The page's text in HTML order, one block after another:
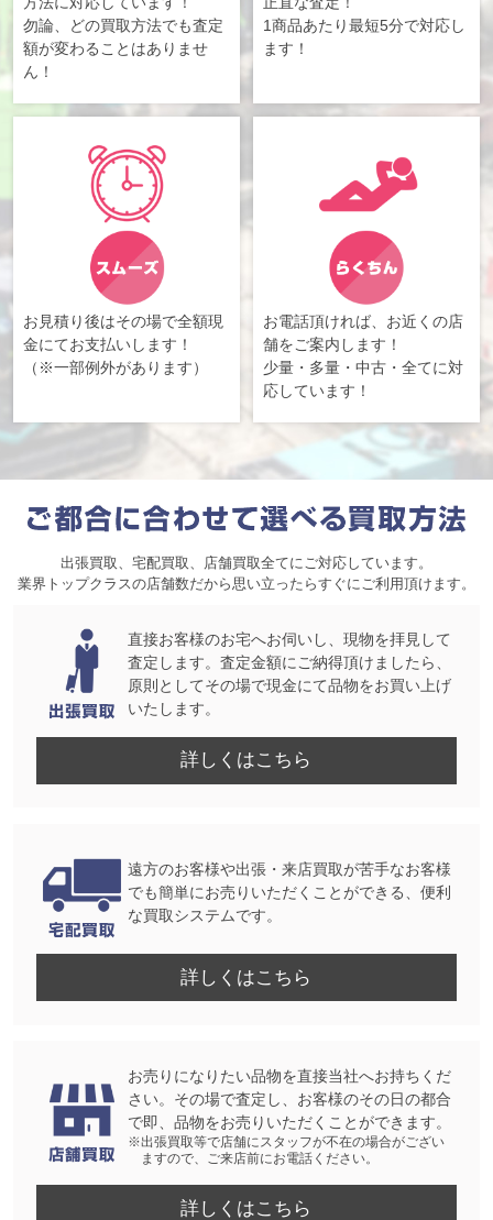
勿論、どの買取方法でも査定
額が変わることはありませ
ん！
1商品あたり最短5分で対応し
ます！
お見積り後はその場で全額現
金にてお支払いします！
（※一部例外があります）
お電話頂ければ、お近くの店
舗をご案内します！
少量・多量・中古・全てに対
応しています！
出張買取、宅配買取、店舗買取全てにご対応しています。
業界トップクラスの店舗数だから思い立ったらすぐにご利用頂けます。
直接お客様のお宅へお伺いし、現物を拝見して
査定します。査定金額にご納得頂けましたら、
原則としてその場で現金にて品物をお買い上げ
いたします。
詳しくはこちら
遠方のお客様や出張・来店買取が苦手なお客様
でも簡単にお売りいただくことができる、便利
な買取システムです。
詳しくはこちら
お売りになりたい品物を直接当社へお持ちくだ
さい。その場で査定し、お客様のその日の都合
で即、品物をお売りいただくことができます。
※出張買取等で店舗にスタッフが不在の場合がござい
ますので、ご来店前にお電話ください。
詳しくはこちら